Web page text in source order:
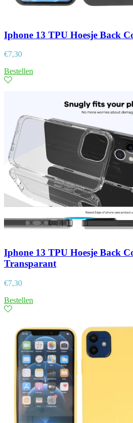
Iphone 13 TPU Hoesje Back
€7,30
Bestellen
Iphone 13 TPU Hoesje Back
Transparant
€7,30
Bestellen